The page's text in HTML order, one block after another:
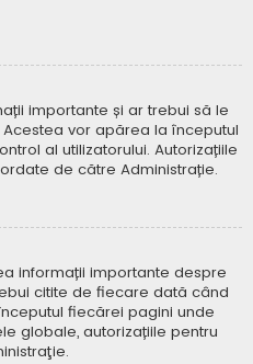
importante și ar trebui să le
vor apărea la începutul
al utilizatorului. Autorizațiile
de către Administrație.
informații importante despre
citite de fiecare dată când
fiecărei pagini unde
globale, autorizațiile pentru